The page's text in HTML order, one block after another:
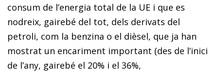
consum de l’energia total de la UE i que es
nodreix, gairebé del tot, dels derivats del
petroli, com la benzina o el dièsel, que ja han
mostrat un encariment important (des de l’inici
de l’any, gairebé el 20% i el 36%,